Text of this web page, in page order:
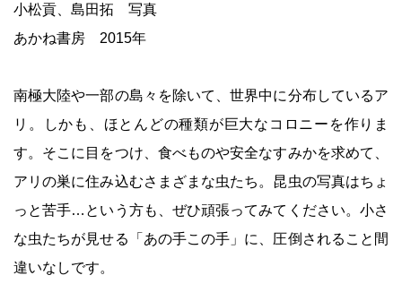
小松貢、島田拓 写真
あかね書房 2015年
南極大陸や一部の島々を除いて、世界中に分布しているア
リ。しかも、ほとんどの種類が巨大なコロニーを作りま
す。そこに目をつけ、食べものや安全なすみかを求めて、
アリの巣に住み込むさまざまな虫たち。昆虫の写真はちょ
っと苦手…という方も、ぜひ頑張ってみてください。小さ
な虫たちが見せる「あの手この手」に、圧倒されること間
違いなしです。